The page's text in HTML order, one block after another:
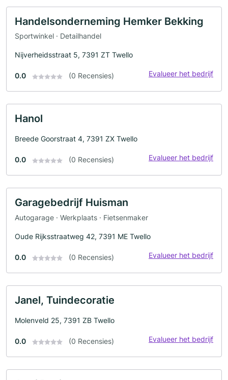
Handelsonderneming Hemker Bekking
Sportwinkel · Detailhandel
Nijverheidsstraat 5, 7391 ZT Twello
0.0 (0 Recensies) Evalueer het bedrijf
Hanol
Breede Goorstraat 4, 7391 ZX Twello
0.0 (0 Recensies) Evalueer het bedrijf
Garagebedrijf Huisman
Autogarage · Werkplaats · Fietsenmaker
Oude Rijksstraatweg 42, 7391 ME Twello
0.0 (0 Recensies) Evalueer het bedrijf
Janel, Tuindecoratie
Molenveld 25, 7391 ZB Twello
0.0 (0 Recensies) Evalueer het bedrijf